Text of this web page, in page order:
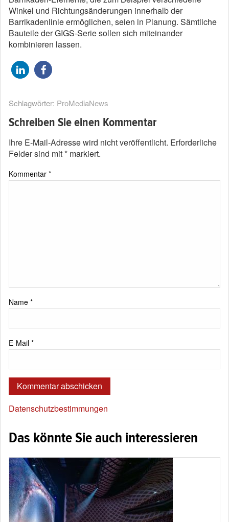
Winkel und Richtungsänderungen innerhalb der
Barrikadenlinie ermöglichen, seien in Planung. Sämtliche
Bauteile der GIGS-Serie sollen sich miteinander
kombinieren lassen.
Schlagwörter: ProMediaNews
Schreiben Sie einen Kommentar
Ihre E-Mail-Adresse wird nicht veröffentlicht. Erforderliche
Felder sind mit* markiert.
Kommentar *
Name *
E-Mail *
Datenschutzbestimmungen
Das könnte Sie auch interessieren